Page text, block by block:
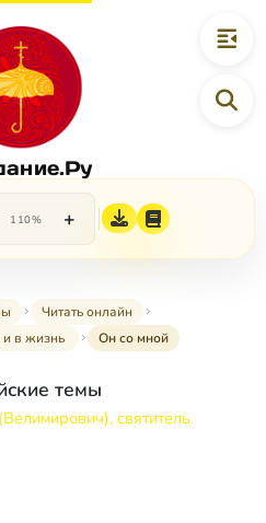
110% +
Читать онлайн
в жизнь
Он со мной
темы
святитель